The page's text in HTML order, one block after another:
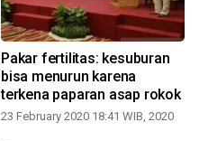
Pakar fertilitas: kesuburan
bisa menurun karena
terkena paparan asap rokok
23 February 2020 18:41 WIB, 2020